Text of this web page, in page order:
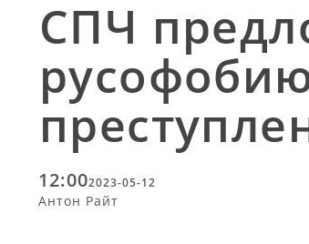
СПЧ
12:002023-05-12
Антон Райт